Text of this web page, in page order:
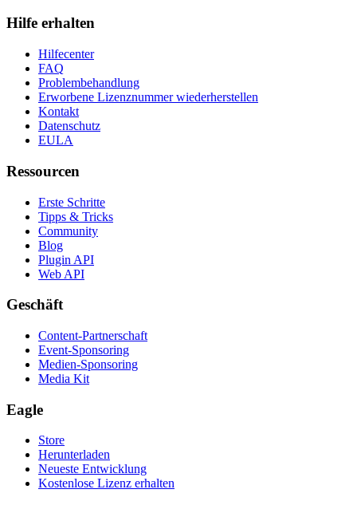
Hilfe erhalten
Hilfecenter
FAQ
Problembehandlung
Erworbene Lizenznummer wiederherstellen
Kontakt
Datenschutz
EULA
Ressourcen
Erste Schritte
Tipps & Tricks
Community
Blog
Plugin API
Web API
Geschäft
Content-Partnerschaft
Event-Sponsoring
Medien-Sponsoring
Media Kit
Eagle
Store
Herunterladen
Neueste Entwicklung
Kostenlose Lizenz erhalten